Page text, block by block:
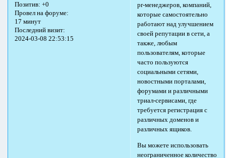
Позитив: +0
Провел на форуме:
17 минут
Последний визит:
2024-03-08 22:53:15
pr-менеджеров, компаний,
которые самостоятельно
работают над улучшением
своей репутации в сети, а
также, любым
пользователям, которые
часто пользуются
социальными сетями,
новостными порталами,
форумами и различными
триал-сервисами, где
требуется регистрация с
различных доменов и
различных ящиков.
Вы можете использовать
неограниченное количество